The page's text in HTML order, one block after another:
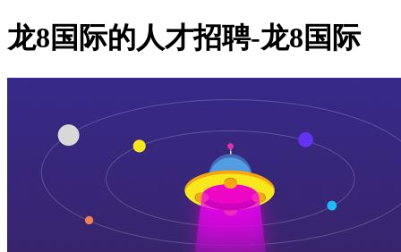
龙8国际的人才招聘-龙8国际